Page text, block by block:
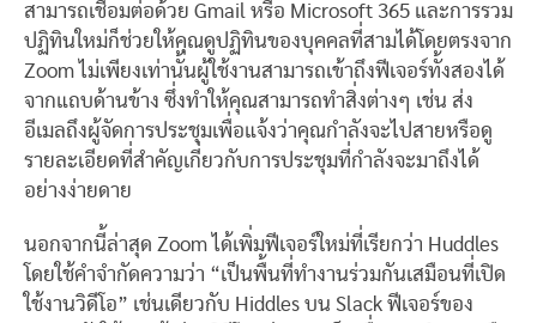
สามารถเชื่อมต่อด้วย Gmail หรือ Microsoft 365 และการรวม
ปฏิทินใหม่ก็ช่วยให้คุณดูปฏิทินของบุคคลที่สามได้โดยตรงจาก
Zoom ไม่เพียงเท่านั้นผู้ใช้งานสามารถเข้าถึงฟีเจอร์ทั้งสองได้
จากแถบด้านข้าง ซึ่งทำให้คุณสามารถทำสิ่งต่างๆ เช่น ส่ง
อีเมลถึงผู้จัดการประชุมเพื่อแจ้งว่าคุณกำลังจะไปสายหรือดู
รายละเอียดที่สำคัญเกี่ยวกับการประชุมที่กำลังจะมาถึงได้
อย่างง่ายดาย
นอกจากนี้ล่าสุด Zoom ได้เพิ่มฟีเจอร์ใหม่ที่เรียกว่า Huddles
โดยใช้คำจำกัดความว่า “เป็นพื้นที่ทำงานร่วมกันเสมือนที่เปิด
ใช้งานวิดีโอ” เช่นเดียวกับ Hiddles บน Slack ฟีเจอร์ของ